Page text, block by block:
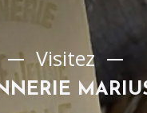
Visitez